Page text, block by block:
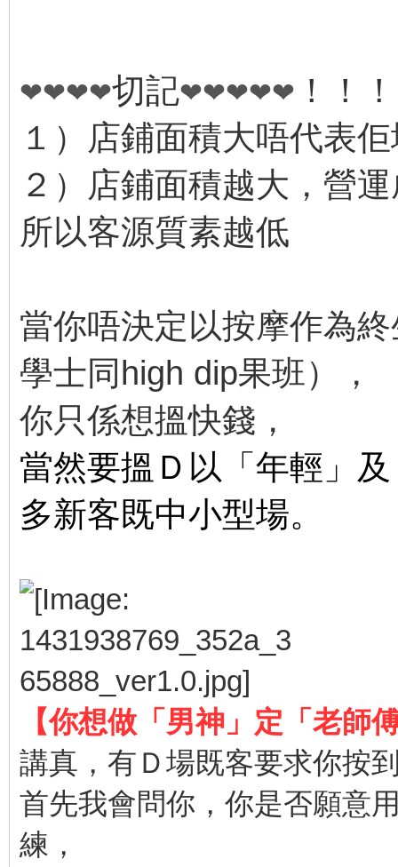
❤❤❤❤切記❤❤❤❤❤ ！！
１）店鋪面積大唔代表
２）店鋪面積越大，營
所以客源質素越低
當你唔決定以按摩作為
學士同high dip果班），
你只係想搵快錢，
當然要搵Ｄ以「年輕」
多新客既中小型場。
【你想做「男神」定「老師
講真，有Ｄ場既客要求你按
首先我會問你，你是否願意
練，